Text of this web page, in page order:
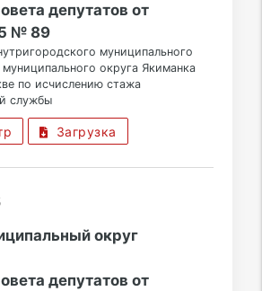
депутатов от
№ 89
муниципального
муниципального округа Якиманка
по исчислению стажа
службы
Загрузка
округ
депутатов от